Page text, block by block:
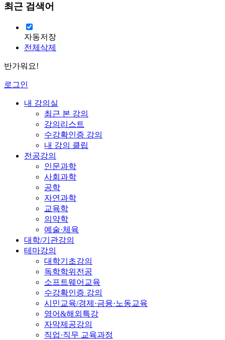
최근 검색어
자동저장
전체삭제
반가워요!
로그인
내 강의실
최근 본 강의
강의리스트
수강확인증 강의
내 강의 클립
전공강의
인문과학
사회과학
공학
자연과학
교육학
의약학
예술·체육
대학/기관강의
테마강의
대학기초강의
독학학위전공
소프트웨어교육
수강확인증 강의
시민교육/경제·금융·노동교육
영어&해외특강
자막제공강의
직업·직무 교육과정